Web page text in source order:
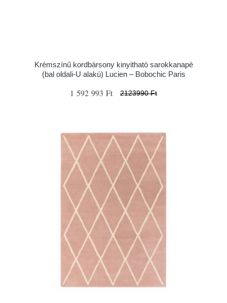
Krémszínű kordbársony kinyitható sarokkanapé
(bal oldali-U alakú) Lucien – Bobochic Paris
1 592 993 Ft 2123990 Ft